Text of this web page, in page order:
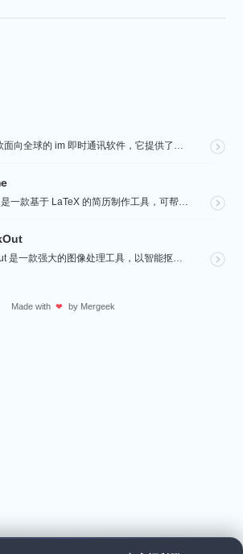
JSPP 是一款面向全球的 im 即时通讯软件，它提供了安全、稳定、高效的通讯服务，免费音视频通话，...
PPResume 是一款基于 LaTeX 的简历制作工具，可帮助用户在几分钟内快速制作精美、排版良好...
ProKnockOut 是一款强大的图像处理工具，以智能抠图为核心，集成了图片合成、人像美容、照片编...
Made with ❤ by Mergeek